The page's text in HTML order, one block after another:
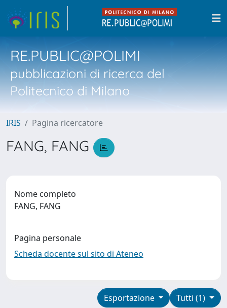
RE.PUBLIC@POLIMI
pubblicazioni di ricerca del
Politecnico di Milano
IRIS Pagina ricercatore
FANG, FANG
Nome completo
FANG, FANG
Pagina personale
Scheda docente sul sito di Ateneo
Tutti (1)
Esportazione